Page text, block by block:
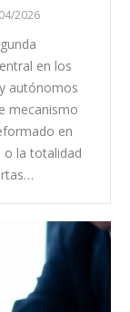
2026
en los
autónomos
mecanismo
en
o la totalidad